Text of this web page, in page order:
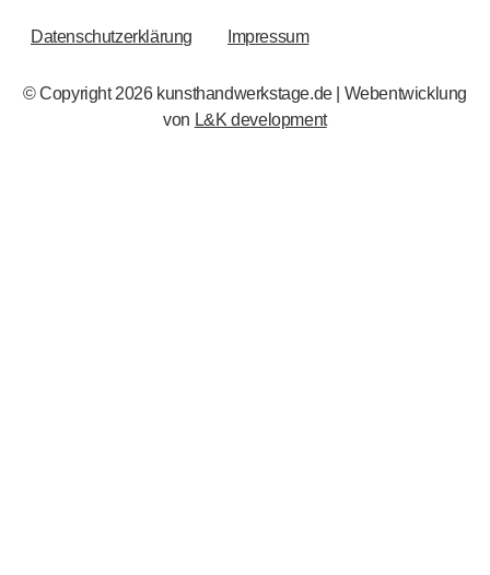
RECHTLICHES
Datenschutzerklärung Impressum
© Copyright 2026 kunsthandwerkstage.de | Webentwicklung
von L&K development